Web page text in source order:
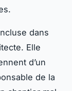
dans
Elle
d’un
de la